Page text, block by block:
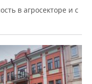
в агросекторе и с